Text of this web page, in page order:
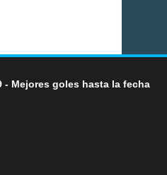
- Mejores goles hasta la fecha